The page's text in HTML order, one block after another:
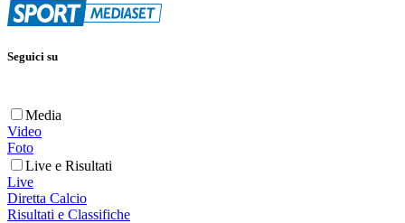
Seguici su
Media
Video
Foto
Live e Risultati
Live
Diretta Calcio
Risultati e Classifiche